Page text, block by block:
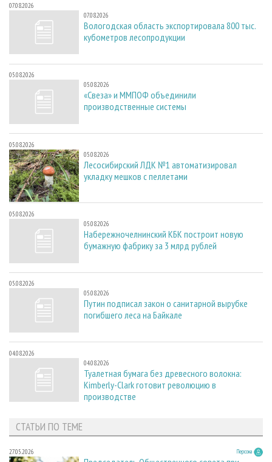
07.08.2026
07.08.2026
Вологодская область экспортировала 800 тыс.
кубометров лесопродукции
05.08.2026
05.08.2026
«Свеза» и ММПОФ объединили
производственные системы
05.08.2026
05.08.2026
Лесосибирский ЛДК №1 автоматизировал
укладку мешков с пеллетами
05.08.2026
05.08.2026
Набережночелнинский КБК построит новую
бумажную фабрику за 3 млрд рублей
05.08.2026
05.08.2026
Путин подписал закон о санитарной вырубке
погибшего леса на Байкале
04.08.2026
04.08.2026
Туалетная бумага без древесного волокна:
Kimberly-Clark готовит революцию в
производстве
СТАТЬИ ПО ТЕМЕ
27.05.2026 Персона